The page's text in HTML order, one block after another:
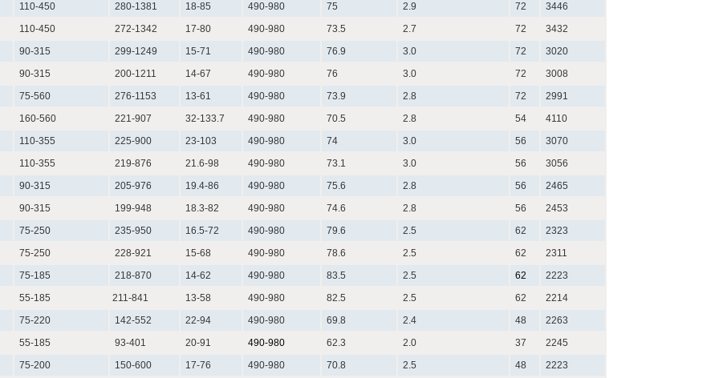
110-450
280-1381 18-85 490-980 75 2.9 72
3446
110-450
272-1342 17-80 490-980 73.5 2.7 72
3432
90-315
299-1249 15-71 490-980 76.9 3.0 72
3020
90-315
200-1211 14-67 490-980 76 3.0 72
3008
75-560
276-1153 13-61 490-980 73.9 2.8 72
2991
160-560
221-907 32-133.7 490-980 70.5 2.8 54
4110
110-355
225-900 23-103 490-980 74 3.0 56
3070
110-355
219-876 21.6-98 490-980 73.1 3.0 56
3056
90-315
205-976 19.4-86 490-980 75.6 2.8 56
2465
90-315
199-948 18.3-82 490-980 74.6 2.8 56
2453
75-250
235-950 16.5-72 490-980 79.6 2.5 62
2323
75-250
228-921 15-68 490-980 78.6 2.5 62
2311
75-185
218-870 14-62 490-980 83.5 2.5 62
2223
55-185
211-841 13-58 490-980 82.5 2.5 62
2214
75-220
142-552 22-94 490-980 69.8 2.4 48
2263
55-185
93-401 20-91 490-980 62.3 2.0 37
2245
75-200
150-600 17-76 490-980 70.8 2.5 48 2223